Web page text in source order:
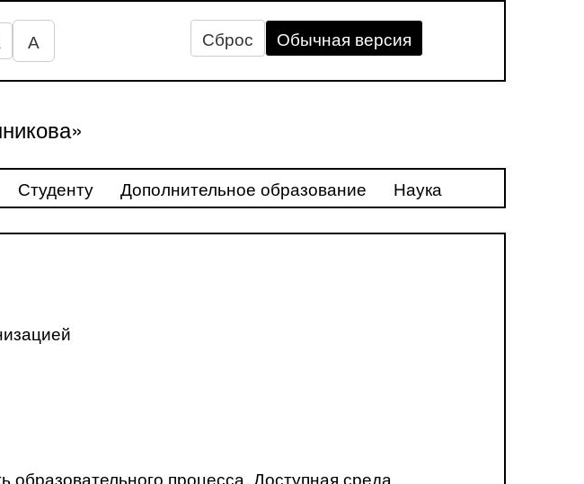
А Сброс Обычная версия
Студенту Дополнительное образование Наука
процесса. Доступная среда